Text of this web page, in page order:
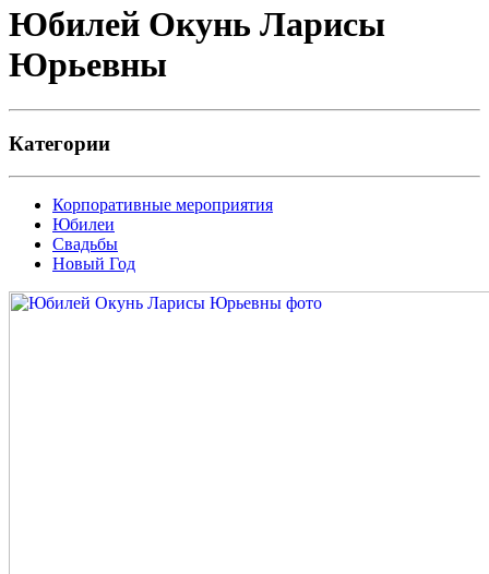
Юбилей Окунь Ларисы
Юрьевны
Категории
Корпоративные мероприятия
Юбилеи
Свадьбы
Новый Год